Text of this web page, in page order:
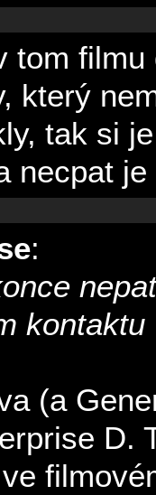
tom
který
tak si
necpat
:
kontaktu
(a
D.